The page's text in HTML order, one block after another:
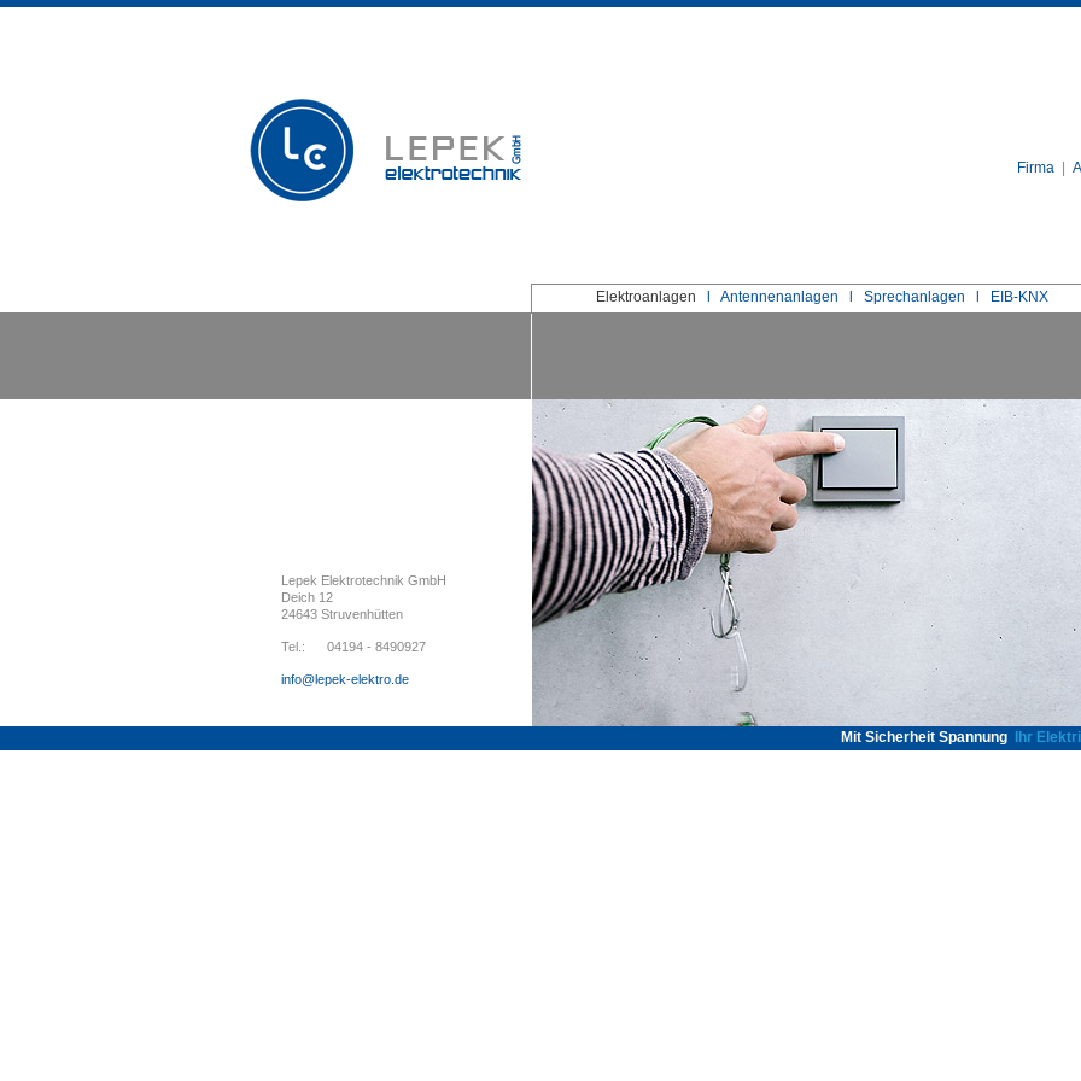
Firma
Elektroanlagen Antennenanlagen Sprechanlagen EIB-KNX
Lepek Elektrotechnik GmbH
Deich 12
24643 Struvenhütten
Tel.: 04194 - 8490927
info@lepek-elektro.de
Mit Sicherheit Spannung Ihr